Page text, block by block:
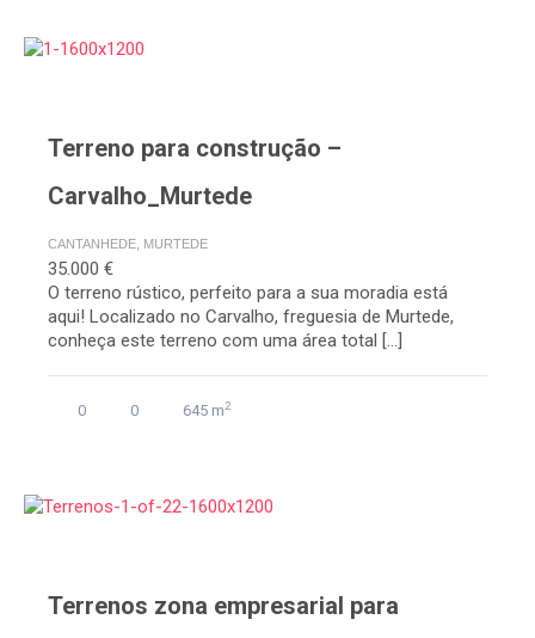
Terreno para construção –
Carvalho_Murtede
CANTANHEDE, MURTEDE
35.000 €
O terreno rústico, perfeito para a sua moradia está
aqui! Localizado no Carvalho, freguesia de Murtede,
conheça este terreno com uma área total […]
0 0 645 m2
Terrenos zona empresarial para